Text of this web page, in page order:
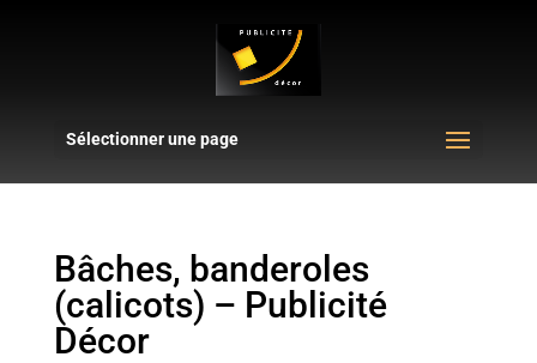
Sélectionner une page
Bâches, banderoles
(calicots) – Publicité
Décor